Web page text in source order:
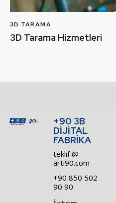
3D TARAMA
3D Tarama Hizmetleri
+90 3B
DİJİTAL
FABRİKA
teklif @
arti90.com
+90 850 502
90 90